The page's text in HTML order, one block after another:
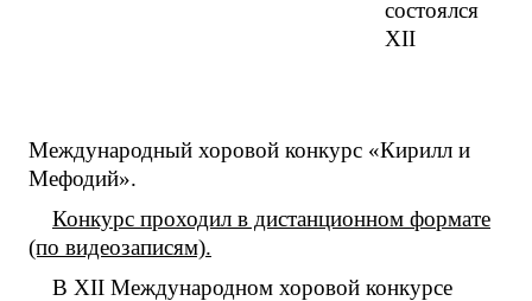
состоялся
ХII
Международный хоровой конкурс «Кирилл и
Мефодий».
Конкурс проходил в дистанционном формате
(по видеозаписям).
В ХII Международном хоровой конкурсе